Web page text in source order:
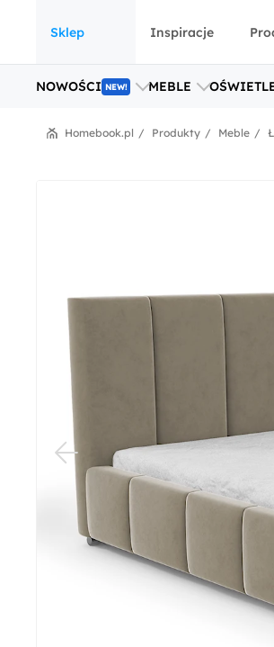
Sklep
NOWOŚCI NEW! MEBLE
Inspiracje
Meble
Produkty
Homebook.pl